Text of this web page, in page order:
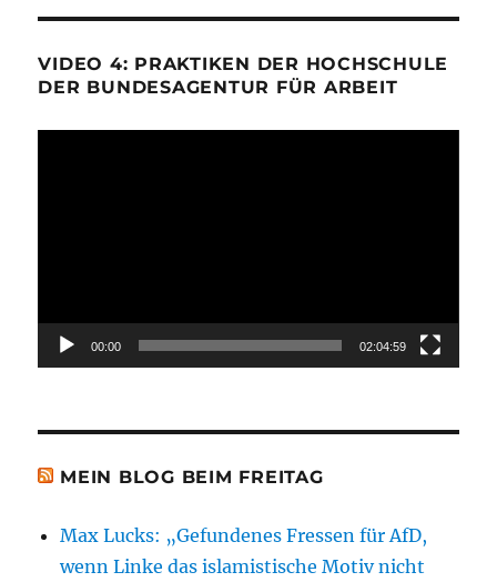
VIDEO 4: PRAKTIKEN DER HOCHSCHULE
DER BUNDESAGENTUR FÜR ARBEIT
00:00 02:04:59
MEIN BLOG BEIM FREITAG
Max Lucks: „Gefundenes Fressen für AfD,
wenn Linke das islamistische Motiv nicht